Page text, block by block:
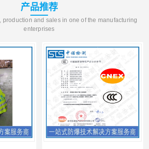
产品推荐
production and sales in one of the manufacturing
enterprises